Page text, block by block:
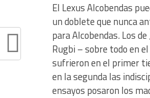
El Lexus Alcobendas
un doblete que nunca
para Alcobendas. Los
Rugbi – sobre todo en
sufrieron en el primer
en la segunda las
ensayos posaron los